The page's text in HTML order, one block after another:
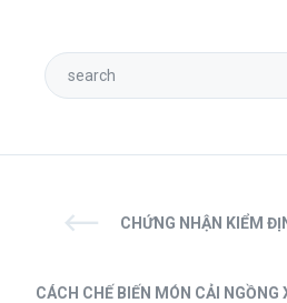
CHỨNG NHẬN KIỂM
CÁCH CHẾ BIẾN MÓN CẢI NGỒNG